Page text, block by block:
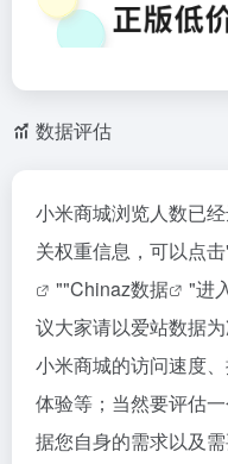
数据评估
小米商城浏览人数已
关权重信息，可以点
""Chinaz数据
"进
议大家请以爱站数据
小米商城的访问速度
体验等；当然要评估
据您自身的需求以及